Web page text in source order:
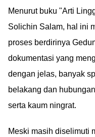
Menurut buku "Arti
Solichin Salam, hal ini
proses berdirinya
dokumentasi yang
dengan jelas, banyak
belakang dan
serta kaum ningrat.
Meski masih diselimuti